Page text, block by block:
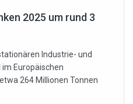
2025 um rund 3
Industrie- und
Europäischen
264 Millionen Tonnen